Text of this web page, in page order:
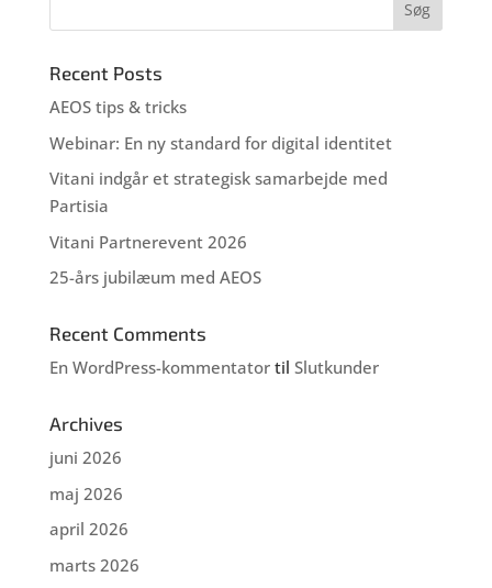
Recent Posts
AEOS tips & tricks
Webinar: En ny standard for digital identitet
Vitani indgår et strategisk samarbejde med
Partisia
Vitani Partnerevent 2026
25-års jubilæum med AEOS
Recent Comments
En WordPress-kommentatortil Slutkunder
Archives
juni 2026
maj 2026
april 2026
marts 2026